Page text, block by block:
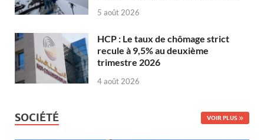
5 août 2026
HCP : Le taux de chômage strict
recule à 9,5% au deuxième
trimestre 2026
4 août 2026
SOCIÉTÉ VOIR PLUS